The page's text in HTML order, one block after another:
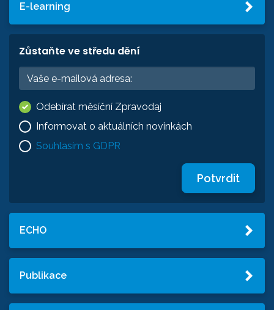
E-learning
Zůstaňte ve středu dění
Odebírat měsíční Zpravodaj
Informovat o aktuálních novinkách
Souhlasím s GDPR
Potvrdit
ECHO
Publikace